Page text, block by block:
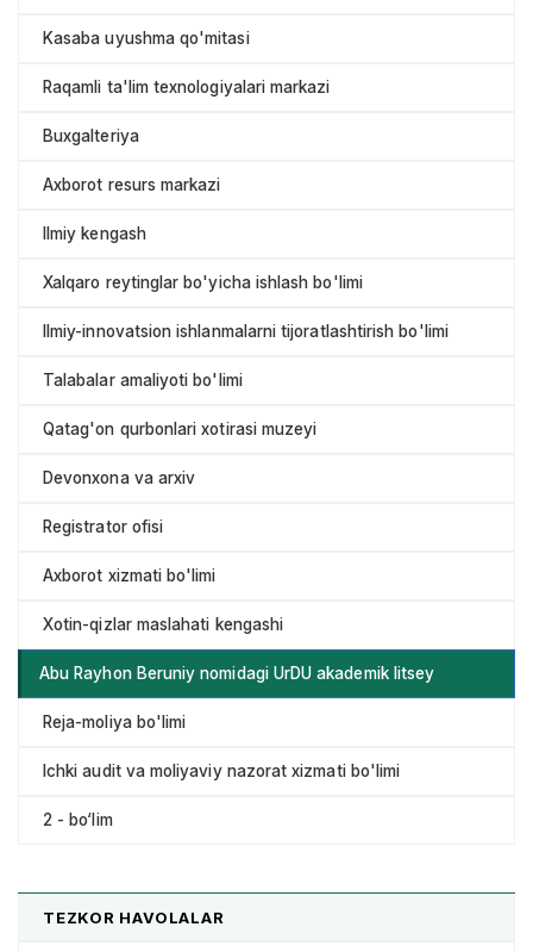
Kasaba uyushma qo'mitasi
Raqamli ta'lim texnologiyalari markazi
Buxgalteriya
Axborot resurs markazi
Ilmiy kengash
Xalqaro reytinglar bo'yicha ishlash bo'limi
Ilmiy-innovatsion ishlanmalarni tijoratlashtirish bo'limi
Talabalar amaliyoti bo'limi
Qatag'on qurbonlari xotirasi muzeyi
Devonxona va arxiv
Registrator ofisi
Axborot xizmati bo'limi
Xotin-qizlar maslahati kengashi
Abu Rayhon Beruniy nomidagi UrDU akademik litsey
Reja-moliya bo'limi
Ichki audit va moliyaviy nazorat xizmati bo'limi
2 - bo‘lim
TEZKOR HAVOLALAR